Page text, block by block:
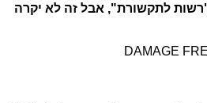
לתקשורת", אבל זה לא יקרה